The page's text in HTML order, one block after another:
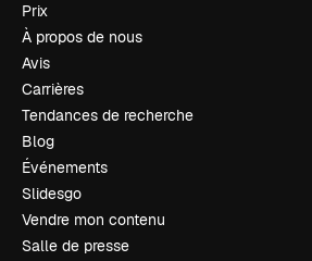
Prix
À propos de nous
Avis
Carrières
Tendances de recherche
Blog
Événements
Slidesgo
Vendre mon contenu
Salle de presse